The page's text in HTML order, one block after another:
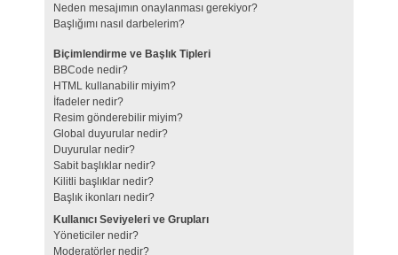
Neden mesajımın onaylanması gerekiyor?
Başlığımı nasıl darbelerim?
Biçimlendirme ve Başlık Tipleri
BBCode nedir?
HTML kullanabilir miyim?
İfadeler nedir?
Resim gönderebilir miyim?
Global duyurular nedir?
Duyurular nedir?
Sabit başlıklar nedir?
Kilitli başlıklar nedir?
Başlık ikonları nedir?
Kullanıcı Seviyeleri ve Grupları
Yöneticiler nedir?
Moderatörler nedir?